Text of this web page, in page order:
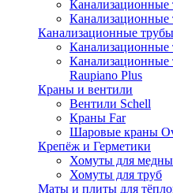
Канализационные
Канализационные
Канализационные
Канализационные
Канализационные
Raupiano Plus
Краны и вентили
Вентили Schell
Краны Far
Шаровые краны
Крепёж и Герметики
Хомуты для
Хомуты для труб
Маты и плиты для